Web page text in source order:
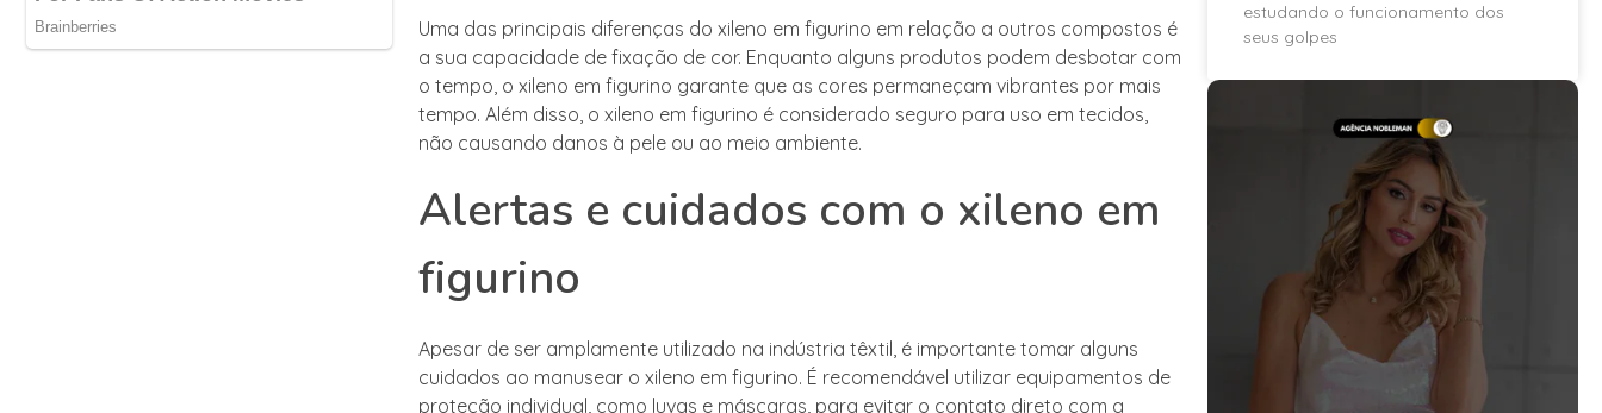
Uma das principais diferenças do xileno em figurino em relação a outros compostos é
a sua capacidade de fixação de cor. Enquanto alguns produtos podem desbotar com
o tempo, o xileno em figurino garante que as cores permaneçam vibrantes por mais
tempo. Além disso, o xileno em figurino é considerado seguro para uso em tecidos,
não causando danos à pele ou ao meio ambiente.
Alertas e cuidados com o xileno em
figurino
Apesar de ser amplamente utilizado na indústria têxtil, é importante tomar alguns
cuidados ao manusear o xileno em figurino. É recomendável utilizar equipamentos de
proteção individual, como luvas e máscaras, para evitar o contato direto com a
estudando o funcionamento dos
seus golpes